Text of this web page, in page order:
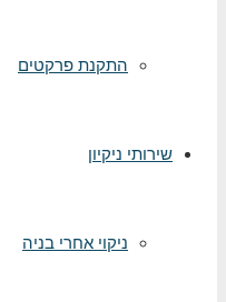
התקנת פרקטים
שירותי ניקיון
ניקוי אחרי בניה